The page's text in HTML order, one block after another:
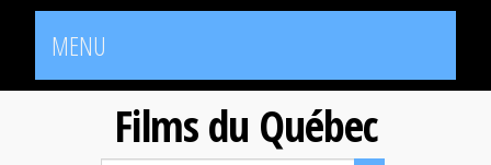
MENU
Films du Québec